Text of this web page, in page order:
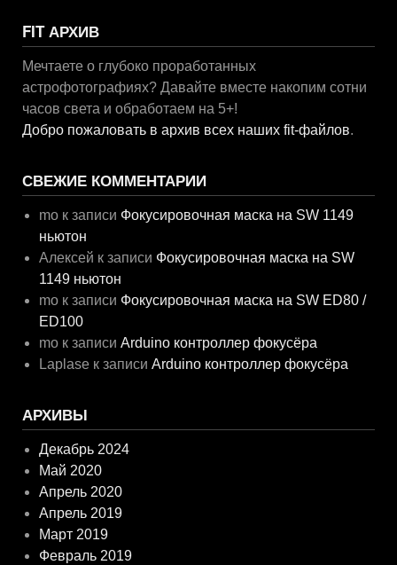
FIT АРХИВ
Мечтаете о глубоко проработанных
астрофотографиях? Давайте вместе накопим сотни
часов света и обработаем на 5+!
Добро пожаловать в архив всех наших fit-файлов.
СВЕЖИЕ КОММЕНТАРИИ
mo к записи Фокусировочная маска на SW 1149
ньютон
Алексей к записи Фокусировочная маска на SW
1149 ньютон
mo к записи Фокусировочная маска на SW ED80 /
ED100
mo к записиArduino контроллер фокусёра
Laplase к записиArduino контроллер фокусёра
АРХИВЫ
Декабрь 2024
Май 2020
Апрель 2020
Апрель 2019
Март 2019
Февраль 2019